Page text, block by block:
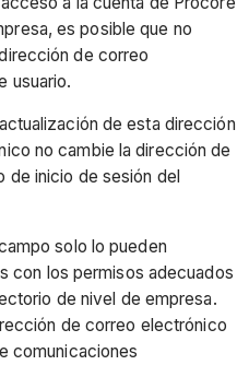
es posible que no
de correo
usuario.
de esta dirección
no cambie la dirección de
inicio de sesión del
solo lo pueden
con los permisos adecuados
de nivel de empresa.
de correo electrónico
comunicaciones